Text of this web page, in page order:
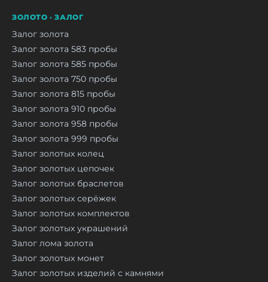
ЗОЛОТО · ЗАЛОГ
Залог золота
Залог золота 583 пробы
Залог золота 585 пробы
Залог золота 750 пробы
Залог золота 815 пробы
Залог золота 910 пробы
Залог золота 958 пробы
Залог золота 999 пробы
Залог золотых колец
Залог золотых цепочек
Залог золотых браслетов
Залог золотых серёжек
Залог золотых комплектов
Залог золотых украшений
Залог лома золота
Залог золотых монет
Залог золотых изделий с камнями